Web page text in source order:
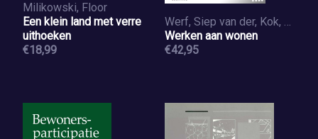
Milikowski, Floor
Een klein land met verre
uithoeken
€18,99
Werf, Siep van der, Kok, Jan
Werken aan wonen
€42,95